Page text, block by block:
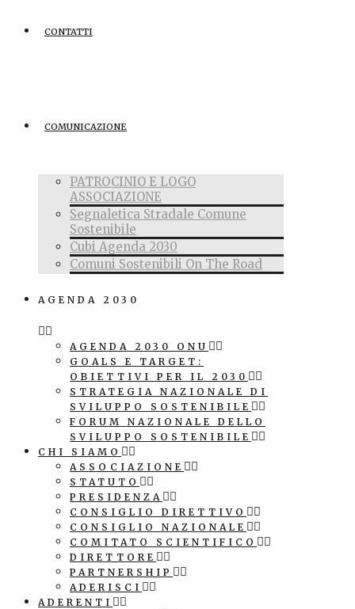
CONTATTI
COMUNICAZIONE
PATROCINIO E LOGO
ASSOCIAZIONE
Segnaletica Stradale Comune
Sostenibile
Cubi Agenda 2030
Comuni Sostenibili On The Road
AGENDA 2030
AGENDA 2030 ONU
GOALS E TARGET:
OBIETTIVI PER IL 2030
STRATEGIA NAZIONALE DI
SVILUPPO SOSTENIBILE
FORUM NAZIONALE DELLO
SVILUPPO SOSTENIBILE
CHI SIAMO
ASSOCIAZIONE
STATUTO
PRESIDENZA
CONSIGLIO DIRETTIVO
CONSIGLIO NAZIONALE
COMITATO SCIENTIFICO
DIRETTORE
PARTNERSHIP
ADERISCI
ADERENTI